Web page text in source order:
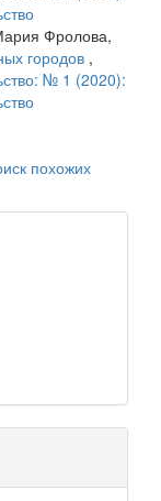
Фролова,
городов ,
№ 1 (2020):
похожих